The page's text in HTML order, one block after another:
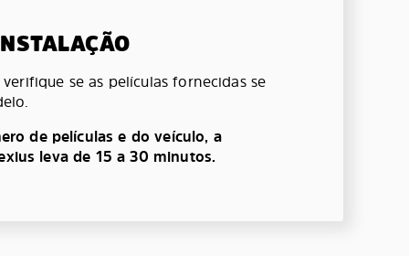
se as películas fornecidas se
de películas e do veículo, a
leva de 15 a 30 minutos.